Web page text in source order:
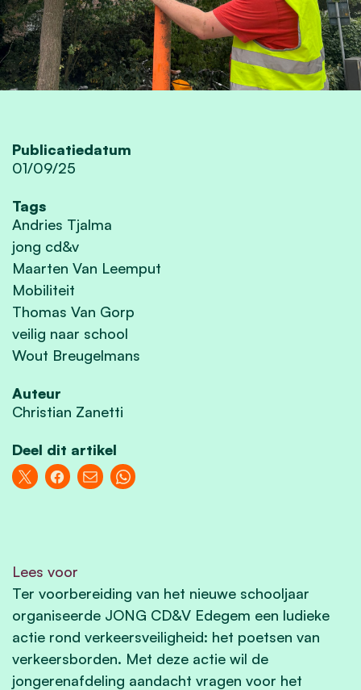
Publicatiedatum
01/09/25
Tags
Andries Tjalma
jong cd&v
Maarten Van Leemput
Mobiliteit
Thomas Van Gorp
veilig naar school
Wout Breugelmans
Auteur
Christian Zanetti
Deel dit artikel
Lees voor
Ter voorbereiding van het nieuwe schooljaar
organiseerde JONG CD&V Edegem een ludieke
actie rond verkeersveiligheid: het poetsen van
verkeersborden. Met deze actie wil de
jongerenafdeling aandacht vragen voor het